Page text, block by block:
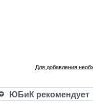
Для добавления
ЮБиК рекомендует